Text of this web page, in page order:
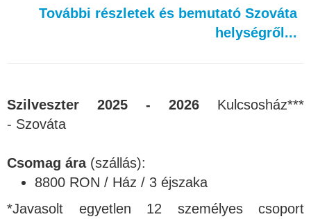
További részletek és bemutató Szováta
helységről...
Szilveszter 2025 - 2026 Kulcsosház***
- Szováta
Csomag ára (szállás):
8800 RON / Ház / 3 éjszaka
*Javasolt egyetlen 12 személyes csoport